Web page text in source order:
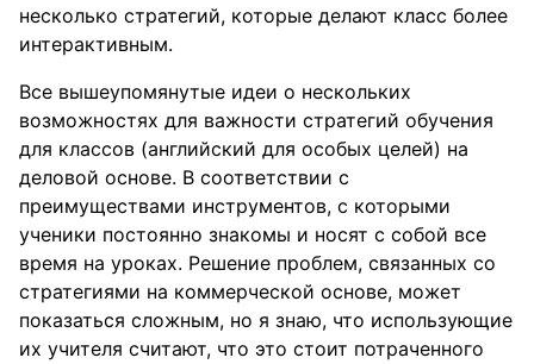
несколько стратегий, которые делают класс более
интерактивным.
Все вышеупомянутые идеи о нескольких
возможностях для важности стратегий обучения
для классов (английский для особых целей) на
деловой основе. В соответствии с
преимуществами инструментов, с которыми
ученики постоянно знакомы и носят с собой все
время на уроках. Решение проблем, связанных со
стратегиями на коммерческой основе, может
показаться сложным, но я знаю, что использующие
их учителя считают, что это стоит потраченного